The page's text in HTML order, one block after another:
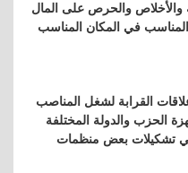
والأخلاص والحرص على المال
في المكان المناسب
القرابة لشغل المناصب
الحزب والدولة المختلفة
تشكيلات بعض منظمات